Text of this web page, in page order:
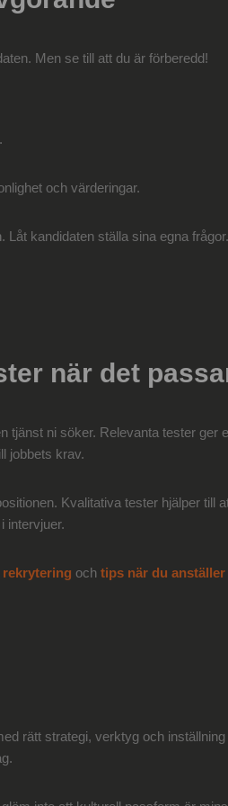
Men se till att du är förberedd!
och värderingar.
Låt kandidaten ställa sina egna frågor.
när det
tjänst ni söker. Relevanta tester ger
jobbets krav.
Kvalitativa tester hjälper till
intervjuer.
rekrytering och tips när du
rätt strategi, verktyg och